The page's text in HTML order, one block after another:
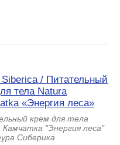
Siberica / Питательный
тела Natura
«Энергия леса»
крем для тела
"Энергия леса"
Сиберика